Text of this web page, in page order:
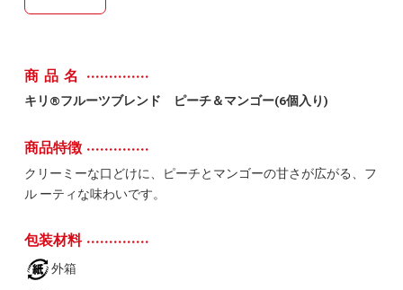
商品名
キリ®フルーツブレンド ピーチ＆マンゴー(6個入り)
商品特徴
クリーミーな口どけに、ピーチとマンゴーの甘さが広がる、フ
ル ーティな味わいです。
包装材料
外箱